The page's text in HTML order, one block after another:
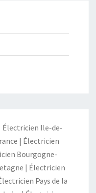
Électricien Ile-de-
| Électricien
Bourgogne-
| Électricien
Pays de la